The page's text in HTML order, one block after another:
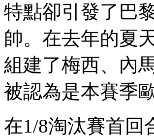
特點卻引發了巴黎
帥。在去年的夏
組建了梅西 、
被認為是本賽季
在1/8淘汰賽首回合